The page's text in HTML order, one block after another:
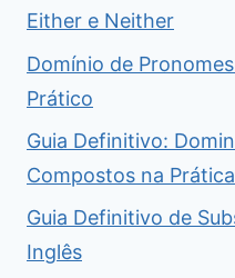
Either e Neither
Domínio de
Prático
Guia Definitivo:
Compostos na Prática
Guia Definitivo de
Inglês